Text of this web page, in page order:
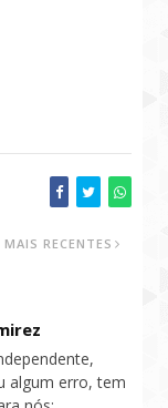
MAIS RECENTES
algum erro, tem